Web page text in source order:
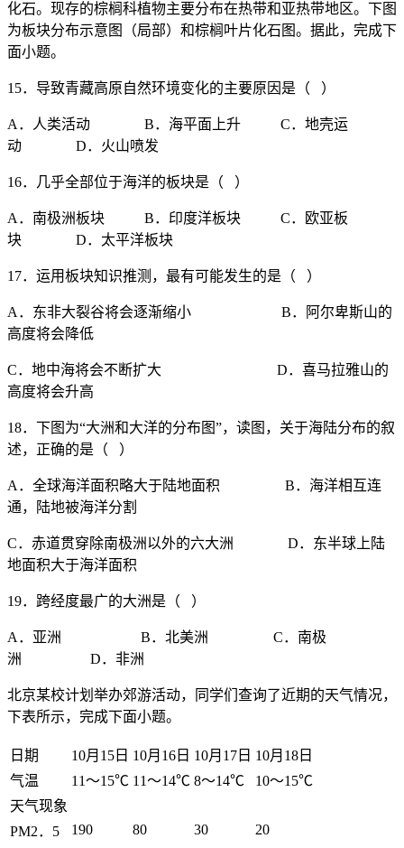
化石。现存的棕榈科植物主要分布在热带和亚热带地区。下图
为板块分布示意图（局部）和棕榈叶片化石图。据此，完成下
面小题。
15．导致青藏高原自然环境变化的主要原因是（ ）
A．人类活动 B．海平面上升 C．地壳运
动 D．火山喷发
16．几乎全部位于海洋的板块是（ ）
A．南极洲板块 B．印度洋板块 C．欧亚板
块 D．太平洋板块
17．运用板块知识推测，最有可能发生的是（ ）
A．东非大裂谷将会逐渐缩小 B．阿尔卑斯山的
高度将会降低
C．地中海将会不断扩大 D．喜马拉雅山的
高度将会升高
18．下图为“大洲和大洋的分布图”，读图，关于海陆分布的叙
述，正确的是（ ）
A．全球海洋面积略大于陆地面积 B．海洋相互连
通，陆地被海洋分割
C．赤道贯穿除南极洲以外的六大洲 D．东半球上陆
地面积大于海洋面积
19．跨经度最广的大洲是（ ）
A．亚洲 B．北美洲 C．南极
洲 D．非洲
北京某校计划举办郊游活动，同学们查询了近期的天气情况，
下表所示，完成下面小题。
日期 10月15日 10月16日 10月17日 10月18日
气温
11～15℃ 11～14℃ 8～14℃
10～15℃
天气现象
PM2．5
190 80 30
20